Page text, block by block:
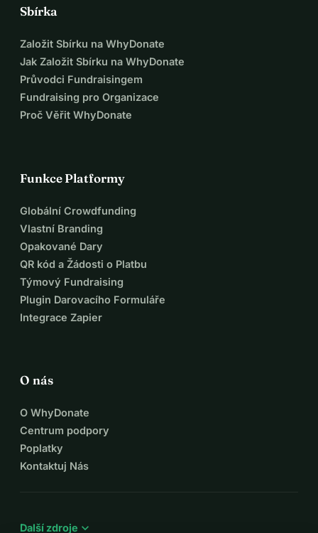
Sbírka
Založit Sbírku na WhyDonate
Jak Založit Sbírku na WhyDonate
Průvodci Fundraisingem
Fundraising pro Organizace
Proč Věřit WhyDonate
Funkce Platformy
Globální Crowdfunding
Vlastní Branding
Opakované Dary
QR kód a Žádosti o Platbu
Týmový Fundraising
Plugin Darovacího Formuláře
Integrace Zapier
O nás
O WhyDonate
Centrum podpory
Poplatky
Kontaktuj Nás
Další zdroje expand_more